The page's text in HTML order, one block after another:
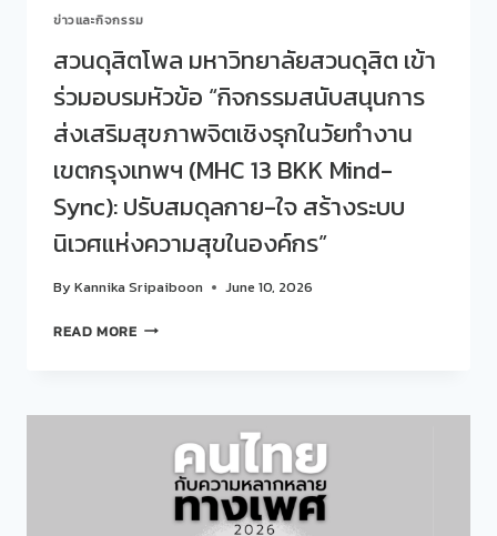
ข่าวและกิจกรรม
สวนดุสิตโพล มหาวิทยาลัยสวนดุสิต เข้า
ร่วมอบรมหัวข้อ “กิจกรรมสนับสนุนการ
ส่งเสริมสุขภาพจิตเชิงรุกในวัยทำงาน
เขตกรุงเทพฯ (MHC 13 BKK Mind-
Sync): ปรับสมดุลกาย-ใจ สร้างระบบ
นิเวศแห่งความสุขในองค์กร”
ByKannika Sripaiboon June 10, 2026
READ MOREสวน
มหาวิทยาลัย